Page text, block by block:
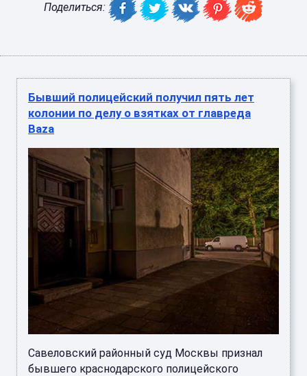
Поделиться:
Бывший полицейский получил пять лет
колонии по делу о взятках от главреда
Baza
Савеловский районный суд Москвы признал
бывшего краснодарского полицейского